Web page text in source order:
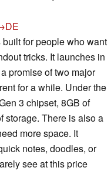
for people who want
tricks. It launches in
promise of two major
for a while. Under the
3 chipset, 8GB of
storage. There is also a
more space. It
notes, doodles, or
see at this price